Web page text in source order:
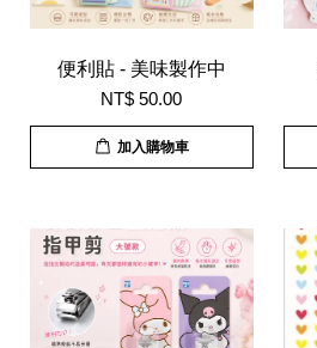
便利貼 - 美味製作中
NT$ 50.00
加入購物車